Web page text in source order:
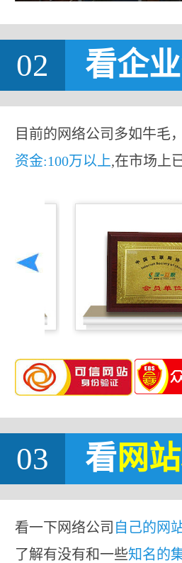
02 看企业
目前的网络公司多如牛毛
资金:100万以上,在市场上
03 看网站
看一下网络公司 自己的网
了解有没有和一些知名的